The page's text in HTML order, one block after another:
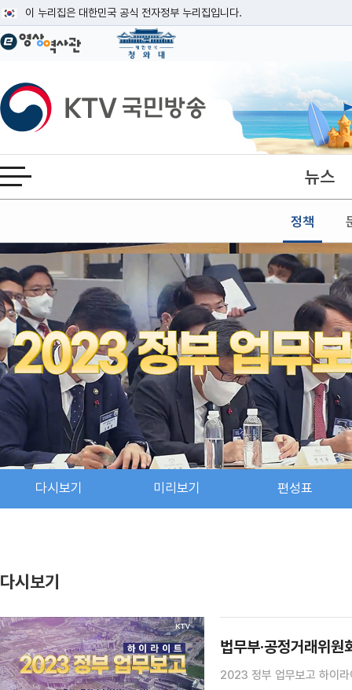
이 누리집은 대한민국 공식 전자정부 누리집입니다.
공식 누리집 주소 확인하기
이밖에 or.kr 또는 .kr등 다른 도메인 주소를 사용하고 있다면 아래 URL에서
운영중인 공식 누리집보기
KTV국민방송
전체메뉴 열기 뉴스
정책
본문
다시보기 미리보기 편성표
다시보기
법무부·공정거래위원
2023 정부 업무보고 하이